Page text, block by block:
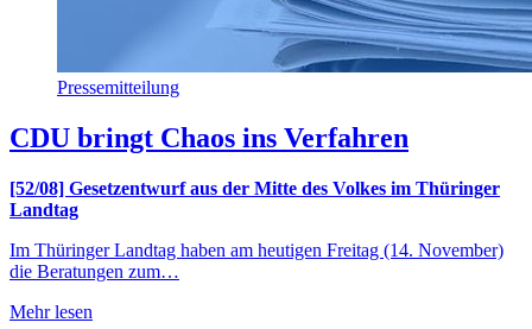
Pressemitteilung
CDU bringt Chaos ins Verfahren
[52/08] Gesetzentwurf aus der Mitte des Volkes im Thüringer
Landtag
Im Thüringer Landtag haben am heutigen Freitag (14. November)
die Beratungen zum…
Mehr lesen